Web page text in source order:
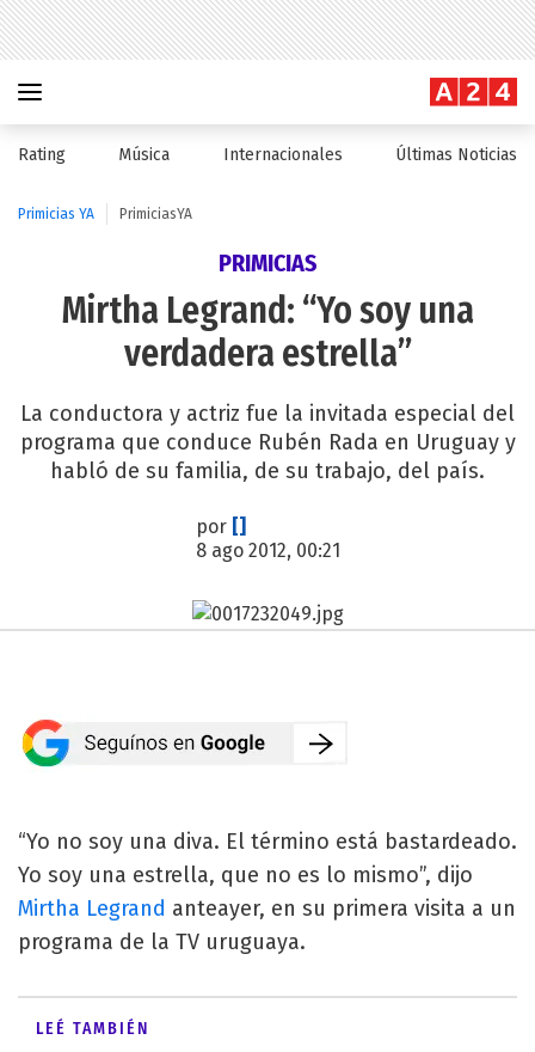
Rating Música Internacionales Últimas Noticias
Primicias YA PrimiciasYA
PRIMICIAS
Mirtha Legrand: “Yo soy una
verdadera estrella”
La conductora y actriz fue la invitada especial del
programa que conduce Rubén Rada en Uruguay y
habló de su familia, de su trabajo, del país.
por []
8 ago 2012, 00:21
“Yo no soy una diva. El término está bastardeado.
Yo soy una estrella, que no es lo mismo”, dijo
Mirtha Legrand anteayer, en su primera visita a un
programa de la TV uruguaya.
LEÉ TAMBIÉN